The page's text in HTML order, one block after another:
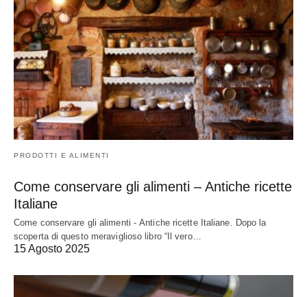
PRODOTTI E ALIMENTI
Come conservare gli alimenti – Antiche ricette
Italiane
Come conservare gli alimenti - Antiche ricette Italiane. Dopo la
scoperta di questo meraviglioso libro “Il vero…
15 Agosto 2025